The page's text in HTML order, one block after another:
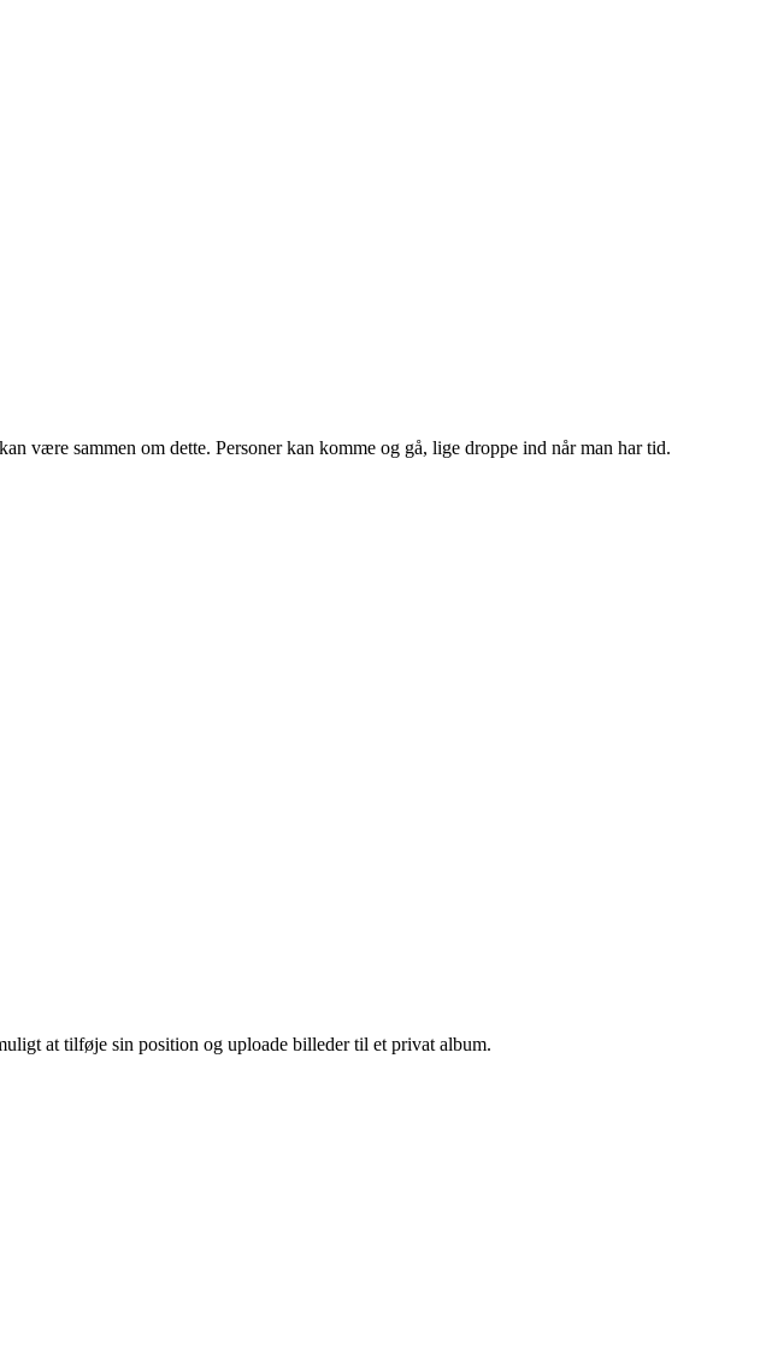
være sammen om dette. Personer kan komme og gå, lige droppe ind når man har tid.
at tilføje sin position og uploade billeder til et privat album.